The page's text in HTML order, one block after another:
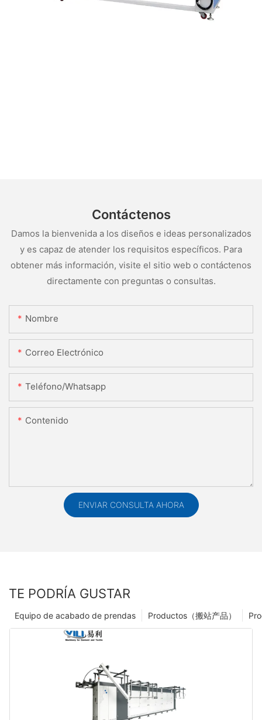
Contáctenos
Damos la bienvenida a los diseños e ideas personalizados
y es capaz de atender los requisitos específicos. Para
obtener más información, visite el sitio web o contáctenos
directamente con preguntas o consultas.
Nombre
Correo Electrónico
Teléfono/whatsapp
Contenido
ENVIAR CONSULTA AHORA
TE PODRÍA GUSTAR
Productos（搬站产品）
Equipo de acabado de prendas